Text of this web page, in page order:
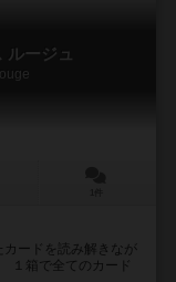
ージュ
カードを読み解きなが
１箱で全てのカード